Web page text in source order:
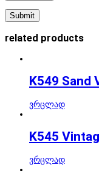
related products
K549 Sand
ვრცლად
K545
ვრცლად